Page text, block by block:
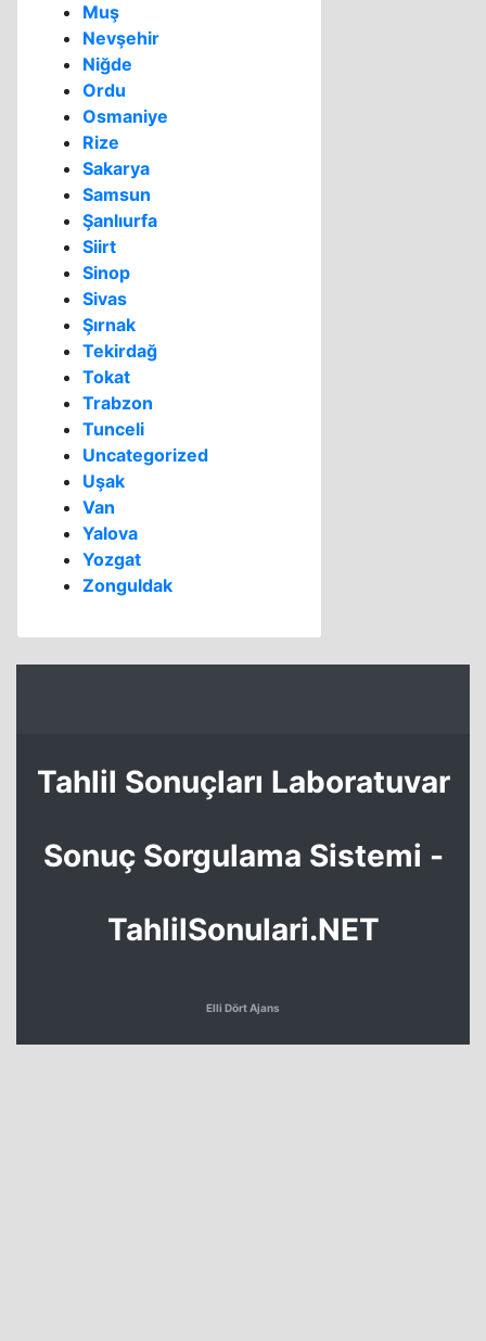
Muş
Nevşehir
Niğde
Ordu
Osmaniye
Rize
Sakarya
Samsun
Şanlıurfa
Siirt
Sinop
Sivas
Şırnak
Tekirdağ
Tokat
Trabzon
Tunceli
Uncategorized
Uşak
Van
Yalova
Yozgat
Zonguldak
Tahlil Sonuçları Laboratuvar
Sonuç Sorgulama Sistemi -
TahlilSonulari.NET
Elli Dört Ajans